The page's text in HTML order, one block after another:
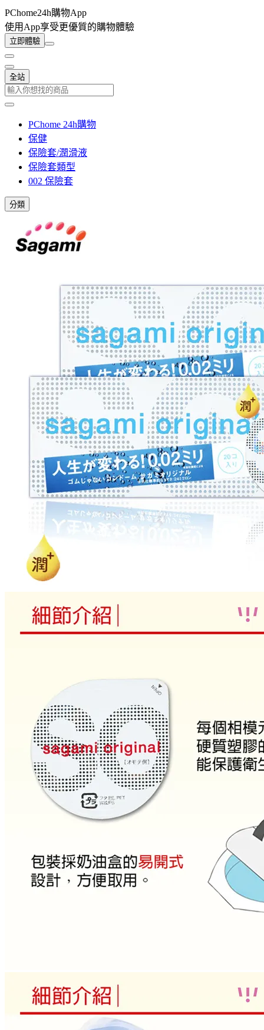
PChome24h購物App
使用App享受更優質的購物體驗
立即體驗
全站
PChome 24h購物
保健
保險套/潤滑液
保險套類型
002 保險套
分類